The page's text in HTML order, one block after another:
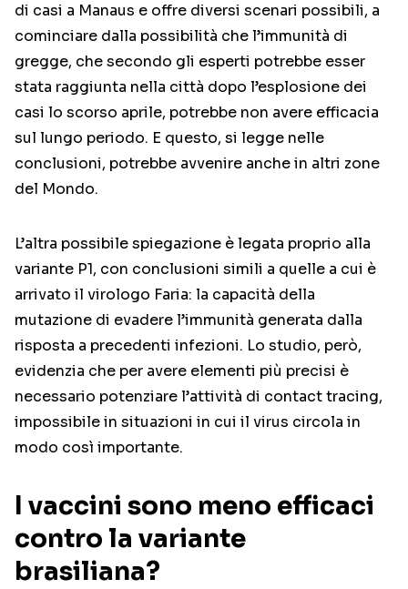
di casi a Manaus e offre diversi scenari possibili, a
cominciare dalla possibilità che l’immunità di
gregge, che secondo gli esperti potrebbe esser
stata raggiunta nella città dopo l’esplosione dei
casi lo scorso aprile, potrebbe non avere efficacia
sul lungo periodo. E questo, si legge nelle
conclusioni, potrebbe avvenire anche in altri zone
del Mondo.
L’altra possibile spiegazione è legata proprio alla
variante P1, con conclusioni simili a quelle a cui è
arrivato il virologo Faria: la capacità della
mutazione di evadere l’immunità generata dalla
risposta a precedenti infezioni. Lo studio, però,
evidenzia che per avere elementi più precisi è
necessario potenziare l’attività di contact tracing,
impossibile in situazioni in cui il virus circola in
modo così importante.
I vaccini sono meno efficaci
contro la variante
brasiliana?